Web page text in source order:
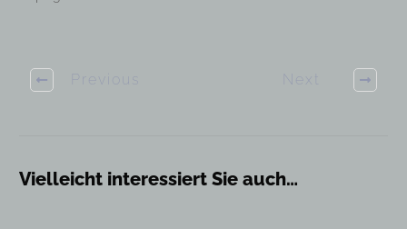
Previous Next
Vielleicht interessiert Sie auch…